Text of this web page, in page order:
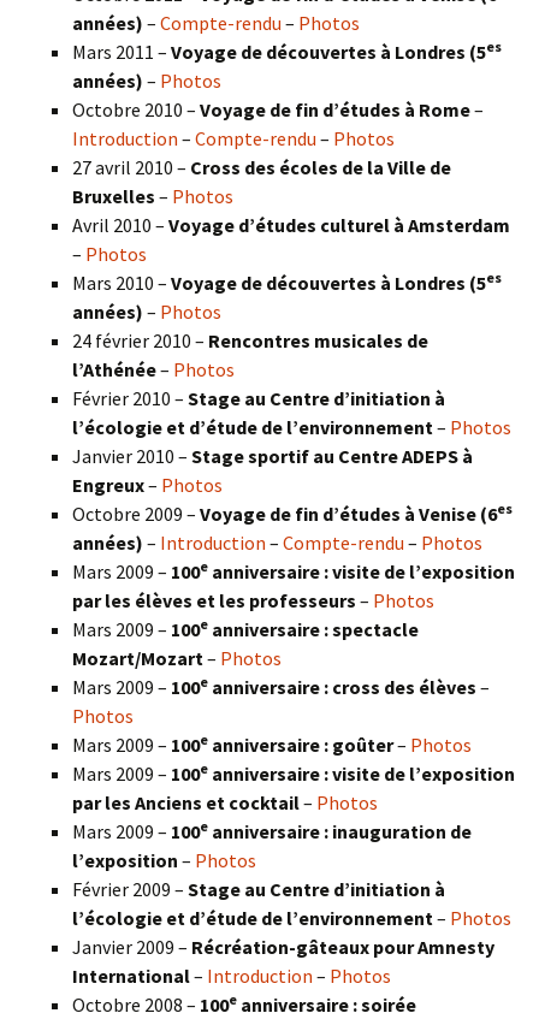
années) – Compte-rendu – Photos
Mars 2011 – Voyage de découvertes à Londres (5es
années) – Photos
Octobre 2010 – Voyage de fin d’études à Rome–
Introduction – Compte-rendu – Photos
27 avril 2010 – Cross des écoles de la Ville de
Bruxelles – Photos
Avril 2010 – Voyage d’études culturel à Amsterdam
– Photos
Mars 2010 – Voyage de découvertes à Londres (5es
années) – Photos
24 février 2010 – Rencontres musicales de
l’Athénée– Photos
Février 2010 – Stage au Centre d’initiation à
l’écologie et d’étude de l’environnement – Photos
Janvier 2010 – Stage sportif au Centre ADEPS à
Engreux– Photos
Octobre 2009 – Voyage de fin d’études à Venise (6es
années) – Introduction – Compte-rendu – Photos
Mars 2009 – 100e anniversaire : visite de l’exposition
par les élèves et les professeurs – Photos
Mars 2009 – 100e anniversaire : spectacle
Mozart/Mozart – Photos
Mars 2009 – 100e anniversaire : cross des élèves –
Photos
Mars 2009 – 100e anniversaire : goûter– Photos
Mars 2009 – 100e anniversaire : visite de l’exposition
par les Anciens et cocktail– Photos
Mars 2009 – 100e anniversaire : inauguration de
l’exposition – Photos
Février 2009 – Stage au Centre d’initiation à
l’écologie et d’étude de l’environnement – Photos
Janvier 2009 – Récréation-gâteaux pour Amnesty
International– Introduction – Photos
Octobre 2008 – 100e anniversaire : soirée